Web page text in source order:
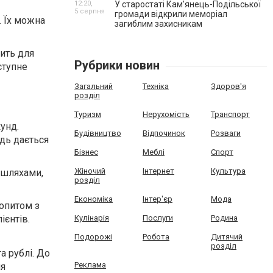
Їх можна
для
дається
шляхами,
з
рублі. До
У старостаті Кам’янець-Подільської
громади відкрили меморіал
загиблим захисникам
12:20,
5 серпня
Рубрики новин
Загальний
розділ
Техніка Здоров'я
Туризм Нерухомість Транспорт
Будівництво Відпочинок Розваги
Бізнес Меблі Спорт
Жіночий
розділ
Інтернет Культура
Економіка Інтер'єр Мода
Кулінарія Послуги Родина
Подорожі Робота
Дитячий
розділ
Реклама